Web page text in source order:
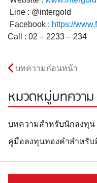
Line : @intergold
Facebook : https://
Call : 02 – 2233 – 234
บทความก่อนหน้า
หมวดหมู่บทความ
บทความสำหรับนักลงทุน
คู่มือลงทุนทองคำสำหรับ